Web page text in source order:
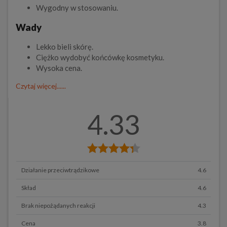
Wygodny w stosowaniu.
Wady
Lekko bieli skórę.
Ciężko wydobyć końcówkę kosmetyku.
Wysoka cena.
Czytaj więcej......
4.33
Działanie przeciwtrądzikowe 4.6
Skład 4.6
Brak niepożądanych reakcji 4.3
Cena 3.8